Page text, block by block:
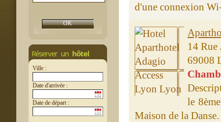
Réserver un hôtel
Ville :
Date d'arrivée :
Date de départ :
d'une connexion
14
69008
le
Maison de la